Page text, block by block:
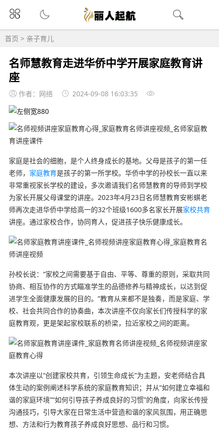
首页 > 亲子育儿
名师慧教育走进华侨中学开展家庭教育讲
座
作者：网络 2024-09-08 16:03:35
家庭是社会的细胞，是个人终身成长的基地。父母是孩子的第一任
老师， 家庭教育是孩子的第一所学校。华侨中学的孙校长一直以来
非常重视家长学校的建设，多次邀请我们名师慧教育的导师到学校
为家长开展父母课堂的讲座。2023年4月23日名师慧教育安彬蜞老
师再次走进华侨中学给高一的32个班级1600多名家长开展家校共育
讲座。通过家校合作，协同育人，促进孩子快乐健康成长。
孙校长说：“家校之间需要基于自由、平等、尊重的原则，采取共同
协商、相互协作的方式瞄准学生的品德修养与精神成长，以达到促
进学生全面健康发展的目的。”教育从来都不是独奏，而是家庭、学
校、社会共同合作的协奏曲，本次讲座不仅向家长们传授科学的家
庭教育观，更是架起家校联系的桥梁，拉近家校之间的距离。
本次讲座以“创建家校共育，引领生命成长”为主题，安老师结合具
体生动的案例阐述科学系统的家庭教育知识；并从“如何建立幸福和
谐的家庭环境”“如何引导孩子养成良好的习惯”的角度，向家长传授
沟通技巧，引导大家在日常生活中营造和谐的家风氛围，用正确思
想、方法和行为教育孩子养成良好思想、品行和习惯。